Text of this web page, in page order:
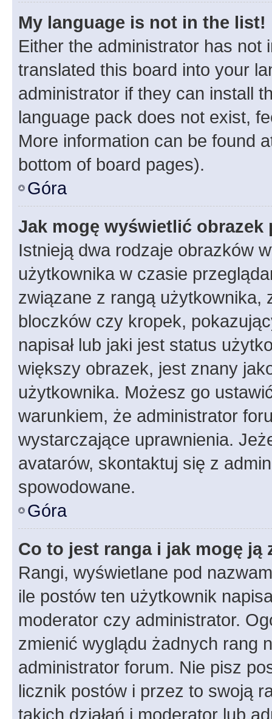
My language is not in the list!
Either the administrator has not
translated this board into your
administrator if they can install
language pack does not exist,
More information can be found
bottom of board pages).
Góra
Jak mogę wyświetlić
Istnieją dwa rodzaje obrazków
użytkownika w czasie
związane z rangą użytkownika,
bloczków czy kropek,
napisał lub jaki jest status
większy obrazek, jest znany
użytkownika. Możesz go
warunkiem, że administrator
wystarczające uprawnienia.
avatarów, skontaktuj się z
spowodowane.
Góra
Co to jest ranga i jak mogę ją
Rangi, wyświetlane pod
ile postów ten użytkownik
moderator czy administrator.
zmienić wyglądu żadnych rang
administrator forum. Nie pisz
licznik postów i przez to swoją
takich działań i moderator lub